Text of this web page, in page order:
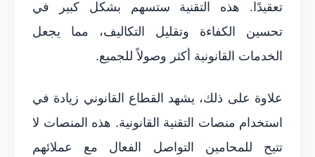
تعقيدًا. هذه التقنية ستسهم بشكل كبير في
تحسين الكفاءة وتقليل التكاليف، مما يجعل
الخدمات القانونية أكثر وصولاً للجميع.
علاوة على ذلك، يشهد القطاع القانوني زيادة في
استخدام منصات التقنية القانونية. هذه المنصات لا
تتيح للمحامين التواصل الفعال مع عملائهم